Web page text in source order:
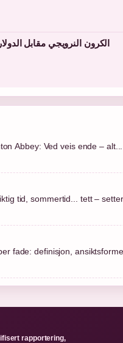
الكرون النرويجي مقابل
Abbey: Ved veis ende –
tid, sommertid... tett –
fade: definisjon,
rapportering,